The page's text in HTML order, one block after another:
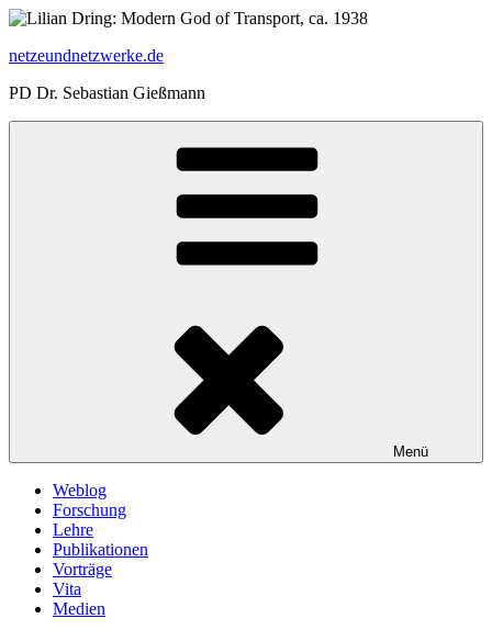
Zum
springen
netzeundnetzwerke.de
PD Dr. Sebastian Gießmann
Menü
Weblog
Forschung
Lehre
Publikationen
Vorträge
Vita
Medien